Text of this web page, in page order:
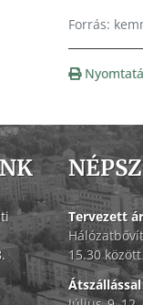
Forrás:
Tervezett
15.30 között